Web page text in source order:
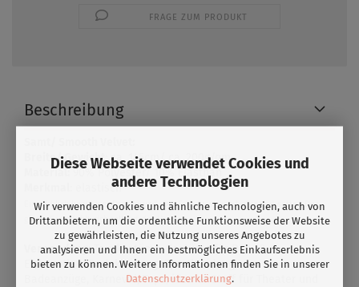
Diese Webseite verwendet Cookies und
andere Technologien
Wir verwenden Cookies und ähnliche Technologien, auch von
Drittanbietern, um die ordentliche Funktionsweise der Website
zu gewährleisten, die Nutzung unseres Angebotes zu
analysieren und Ihnen ein bestmögliches Einkaufserlebnis
bieten zu können. Weitere Informationen finden Sie in unserer
Datenschutzerklärung.
FRAGE ZUM PRODUKT
Beschreibung
Breite/ Gewicht: ca. 145cm/ ca. 200g/qm
Material:90% Polyester/ 10% Elasthan
: elastisch
Ein wirklich luxuriöser Druckgrund. Die Farben wirken tiefer und satter. Der
glatte Samt fühlt sich toll auf der Haut an.
Verwendung:Tanzkostüme, Kostüme für Roll- &
Eiskunstlauf,Badekleidung, Sportkleidung,
Badeanzüge, Karneval, Tops, idealer Stoff für Theater und